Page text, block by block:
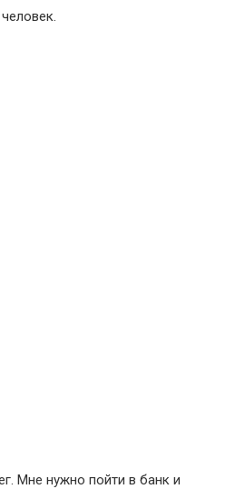
Мне нужно пойти в банк и